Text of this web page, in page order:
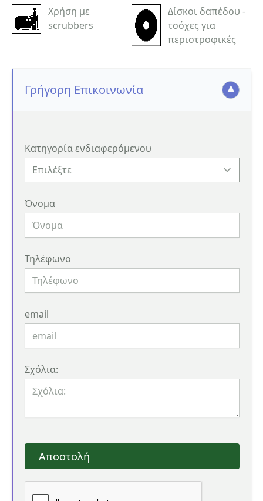
Χρήση με
scrubbers
Δίσκοι δαπέδου -
τσόχες για
περιστροφικές
Γρήγορη Επικοινωνία
Κατηγορία ενδιαφερόμενου
Όνομα
Τηλέφωνο
email
Σχόλια:
Αποστολή